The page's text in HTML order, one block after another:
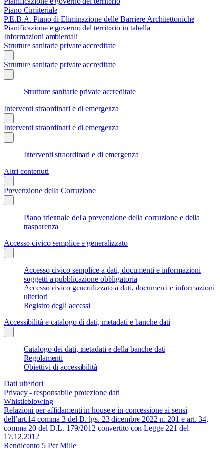
Piano Cimiteriale
P.E.B.A. Piano di Eliminazione delle Barriere Architettoniche
Pianificazione e governo del territorio in tabella
Informazioni ambientali
Strutture sanitarie private accreditate
Strutture sanitarie private accreditate
Strutture sanitarie private accreditate
Interventi straordinari e di emergenza
Interventi straordinari e di emergenza
Interventi straordinari e di emergenza
Altri contenuti
Prevenzione della Corruzione
Piano triennale della prevenzione della corruzione e della
trasparenza
Accesso civico semplice e generalizzato
Accesso civico semplice a dati, documenti e informazioni
soggetti a pubblicazione obbligatoria
Accesso civico generalizzato a dati, documenti e informazioni
ulteriori
Registro degli accessi
Accessibilità e catalogo di dati, metadati e banche dati
Catalogo dei dati, metadati e della banche dati
Regolamenti
Obiettivi di accessibilità
Dati ulteriori
Privacy - responsabile protezione dati
Whistleblowing
Relazioni per affidamenti in house e in concessione ai sensi
dell’art.14 comma 3 del D. lgs. 23 dicembre 2022 n. 201 e art. 34,
comma 20 del D.L. 179/2012 convertito con Legge 221 del
17.12.2012
Rendiconto 5 Per Mille